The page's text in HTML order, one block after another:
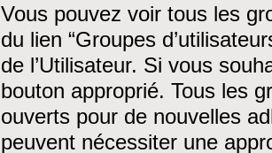
Vous pouvez voir tous les
du lien “Groupes
de l’Utilisateur. Si vous
bouton approprié. Tous les
ouverts pour de nouvelles
peuvent nécessiter une